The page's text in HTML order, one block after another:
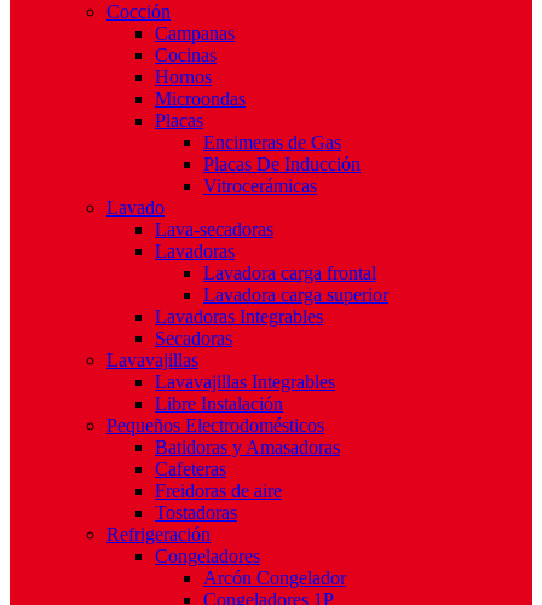
Cocción
Campanas
Cocinas
Hornos
Microondas
Placas
Encimeras de Gas
Placas De Inducción
Vitrocerámicas
Lavado
Lava-secadoras
Lavadoras
Lavadora carga frontal
Lavadora carga superior
Lavadoras Integrables
Secadoras
Lavavajillas
Lavavajillas Integrables
Libre Instalación
Pequeños Electrodomésticos
Batidoras y Amasadoras
Cafeteras
Freidoras de aire
Tostadoras
Refrigeración
Congeladores
Arcón Congelador
Congeladores 1P